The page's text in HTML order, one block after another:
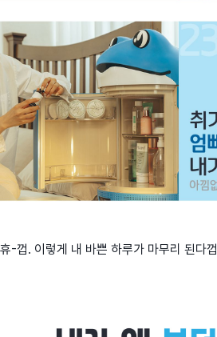
휴-껍. 이렇게 내 바쁜 하루가 마무리 된다껍